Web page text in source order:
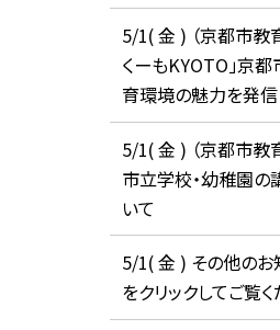
5/1( 金 ) （京都市教
くーもKYOTO」京
育環境の魅力を発信
5/1( 金 ) （京都市教
市立学校・幼稚園の
いて
5/1( 金 ) その他のお
をクリックしてご覧